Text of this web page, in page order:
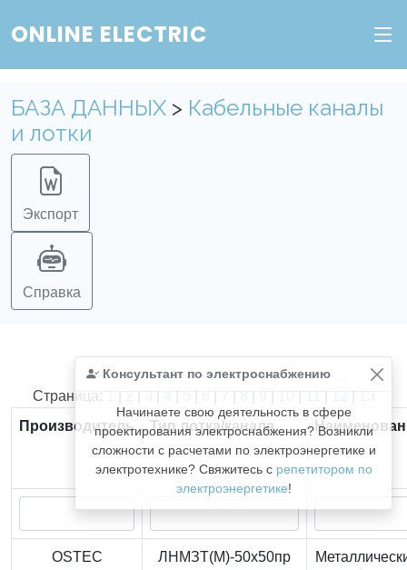
ONLINE ELECTRIC
БАЗА ДАННЫХ > Кабельные каналы
и лотки
Экспорт
Справка
Консультант по электроснабжению
Начинаете свою деятельность в сфере
проектирования электроснабжения? Возникли
сложности с расчетами по электроэнергетике и
электротехнике? Свяжитесь с репетитором по
электроэнергетике!
Найдено366из366записей.
Страница: 1 | 2 | 3 | 4 | 5 | 6 | 7 | 8 | 9 | 10 | 11 | 12 | 13
Производитель
Тип лотка/канала
OSTEC ЛНМЗТ(М)-50x50пр